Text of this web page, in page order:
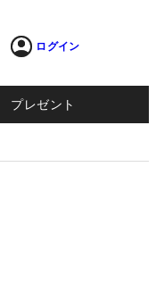
ログイン
プレゼント